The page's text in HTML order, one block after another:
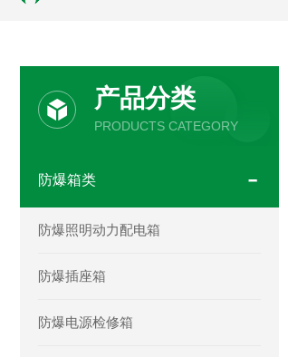
产品分类
PRODUCTS CATEGORY
防爆箱类
防爆照明动力配电箱
防爆插座箱
防爆电源检修箱